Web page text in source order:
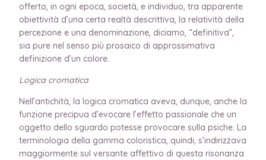
offerto, in ogni epoca, società, e individuo, tra apparente
obiettività d’una certa realtà descrittiva, la relatività della
percezione e una denominazione, diciamo, “definitiva”,
sia pure nel senso più prosaico di approssimativa
definizione d’un colore.
Logica cromatica
Nell’antichità, la logica cromatica aveva, dunque, anche la
funzione precipua d’evocare l’effetto passionale che un
oggetto dello sguardo potesse provocare sulla psiche. La
terminologia della gamma coloristica, quindi, s’indirizzava
maggiormente sul versante affettivo di questa risonanza